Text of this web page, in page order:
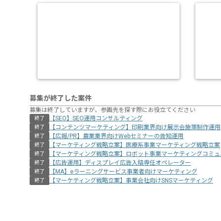
募集が終了した案件
募集は終了していますが、参画先を探す際にお役立てください
終了 【SEO】SEO運用コンサルティング
終了 【コンテンツマーケティング】印刷業界向け展示会施策制作運用
終了 【広報/PR】農業業界向けWebセミナーの告知運用
終了 【マーケティング戦略立案】医療系事業マーケティング戦略立案
終了 【マーケティング戦略立案】ロボット事業マーケティングコミ
終了 【広告運用】ディスプレイ広告入稿専任オペレーター
終了 【MA】eラーニングサービス事業者向けマーケティング
終了 【マーケティング戦略立案】事業会社向けSNSマーケティング